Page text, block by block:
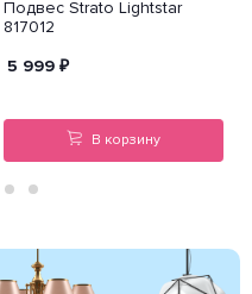
Подвес Strato Lightstar
817012
5 999 ₽
В корзину